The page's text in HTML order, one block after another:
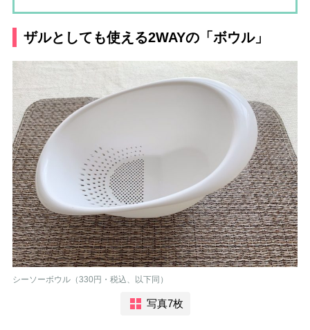
ザルとしても使える2WAYの「ボウル」
シーソーボウル（330円・税込、以下同）
写真7枚